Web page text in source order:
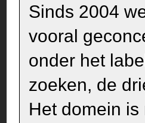
Sinds 2004
vooral
onder het
zoeken, de
Het domein